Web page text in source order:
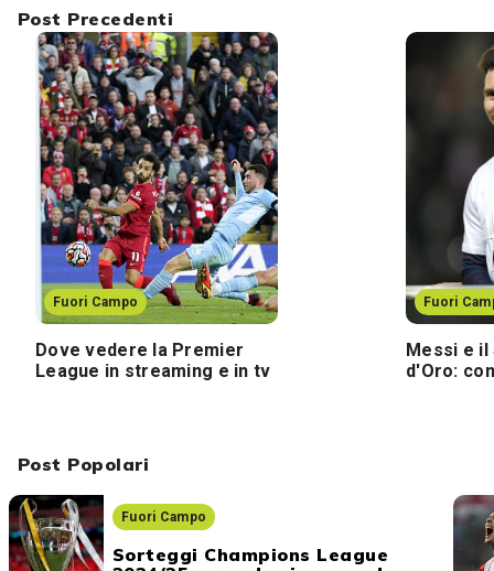
Post Popolari
Fuori Campo
Sorteggi Champions League
Post Precedenti
Fuori Campo
Dove vedere la Premier
League in streaming e in tv
Fuori
Messi e il
d'Oro: